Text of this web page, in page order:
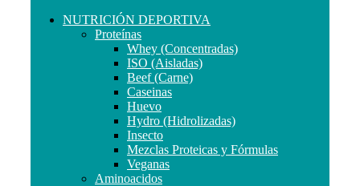
NUTRICIÓN DEPORTIVA
Proteínas
Whey (Concentradas)
ISO (Aisladas)
Beef (Carne)
Caseinas
Huevo
Hydro (Hidrolizadas)
Insecto
Mezclas Proteicas y Fórmulas
Veganas
Aminoacidos